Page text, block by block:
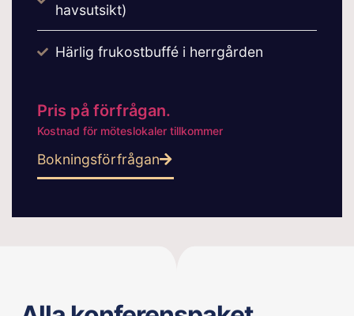
havsutsikt)
Härlig frukostbuffé i herrgården
Pris på förfrågan.
Kostnad för möteslokaler tillkommer
Bokningsförfrågan